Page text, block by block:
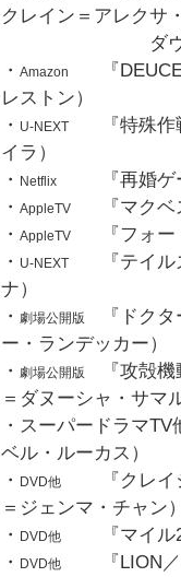
クレイン＝アレクサ
ダヴァ
・ Amazon
『
レストン）
・ U-NEXT
『特殊
イラ）
・
Netflix
『再婚
・ AppleTV
『マク
・ AppleTV
『フォ
・ U-NEXT
『テイ
ナ）
・ 劇場公開版
『ドク
ー・ランデッカー）
・ 劇場公開版
『攻殻
＝ダヌーシャ・サマ
・スーパードラマ
ベル・ルーカス）
・
DVD他
『クレ
＝ジェンマ・チャン
・
DVD他
『マイ
・
DVD他
『LION